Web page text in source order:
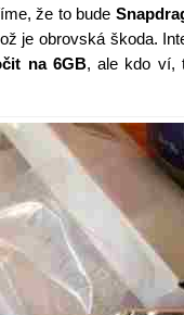
že to bude
je obrovská škoda.
na 6GB, ale kdo ví,